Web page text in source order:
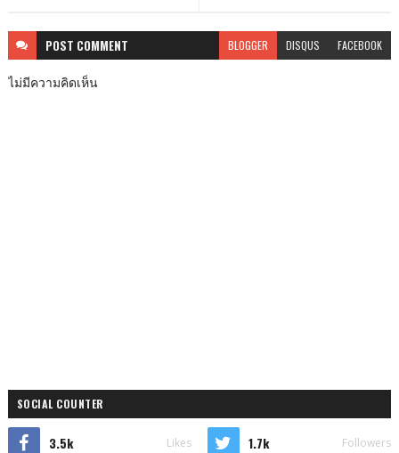
POST COMMENT BLOGGER DISQUS FACEBOOK
ไม่มีความคิดเห็น
SOCIAL COUNTER
3.5k Likes 1.7k Followers